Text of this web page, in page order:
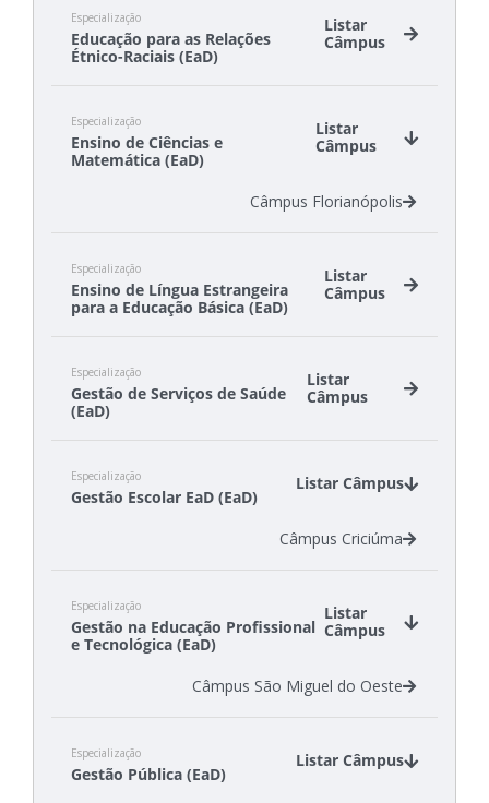
Especialização
Educação para as Relações
Étnico-Raciais (EaD)
Listar
Câmpus
Câmpus São Miguel do Oeste
Especialização
Ensino de Ciências e
Matemática (EaD)
Listar
Câmpus
Câmpus Florianópolis
Especialização
Ensino de Língua Estrangeira
para a Educação Básica (EaD)
Listar
Câmpus
Câmpus São José
Especialização
Gestão de Serviços de Saúde
(EaD)
Listar
Câmpus
Câmpus Itajaí
Câmpus São Carlos
Especialização
Gestão Escolar EaD (EaD)
Listar Câmpus
Câmpus Criciúma
Especialização
Gestão na Educação Profissional
e Tecnológica (EaD)
Listar
Câmpus
Câmpus São Miguel do Oeste
Especialização
Gestão Pública (EaD)
Listar Câmpus